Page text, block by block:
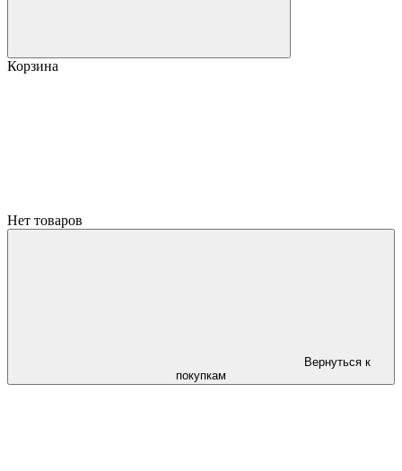
Корзина
Нет товаров
Вернуться к
покупкам